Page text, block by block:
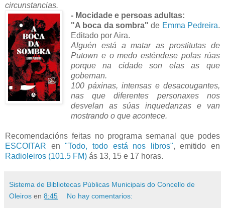
circunstancias.
- Mocidade e persoas adultas:
"A boca da sombra" de Emma Pedreira.
Editado por Aira.
Alguén está a matar as prostitutas de
Putown e o medo esténdese polas rúas
porque na cidade son elas as que
gobernan.
100 páxinas, intensas e desacougantes,
nas que diferentes personaxes nos
desvelan as súas inquedanzas e van
mostrando o que acontece.
Recomendacións feitas no programa semanal que podes
ESCOITAR en"Todo, todo está nos libros", emitido en
Radioleiros (101.5 FM) ás 13, 15 e 17 horas.
Sistema de Bibliotecas Públicas Municipais do Concello de
Oleiros en 8:45 No hay comentarios: